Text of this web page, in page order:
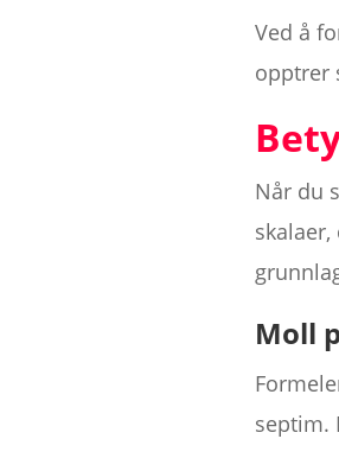
Ved å
opptrer
Når du
Moll
septim.